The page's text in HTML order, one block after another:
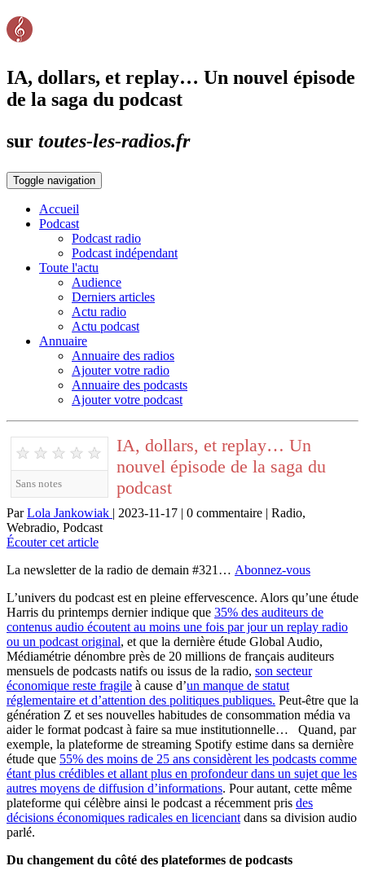
IA, dollars, et replay… Un nouvel épisode
de la saga du podcast
sur toutes-les-radios.fr
Toggle navigation
Accueil
Podcast
Podcast radio
Podcast indépendant
Toute l'actu
Audience
Derniers articles
Actu radio
Actu podcast
Annuaire
Annuaire des radios
Ajouter votre radio
Annuaire des podcasts
Ajouter votre podcast
★ ★ ★ ★ ★
Sans notes
IA, dollars, et replay… Un
nouvel épisode de la saga du
podcast
ParLola Jankowiak | 2023-11-17 | 0 commentaire | Radio,
Webradio, Podcast
Écouter cet article
La newsletter de la radio de demain #321… Abonnez-vous
L’univers du podcast est en pleine effervescence. Alors qu’une étude
Harris du printemps dernier indique que 35% des auditeurs de
contenus audio écoutent au moins une fois par jour un replay radio
ou un podcast original, et que la dernière étude Global Audio,
Médiamétrie dénombre près de 20 millions de français auditeurs
mensuels de podcasts natifs ou issus de la radio, son secteur
économique reste fragile à cause d’un manque de statut
réglementaire et d’attention des politiques publiques. Peut-être que la
génération Z et ses nouvelles habitudes de consommation média va
aider le format podcast à faire sa mue institutionnelle… Quand, par
exemple, la plateforme de streaming Spotify estime dans sa dernière
étude que 55% des moins de 25 ans considèrent les podcasts comme
étant plus crédibles et allant plus en profondeur dans un sujet que les
autres moyens de diffusion d’informations. Pour autant, cette même
plateforme qui célèbre ainsi le podcast a récemment pris des
décisions économiques radicales en licenciant dans sa division audio
parlé.
Du changement du côté des plateformes de podcasts